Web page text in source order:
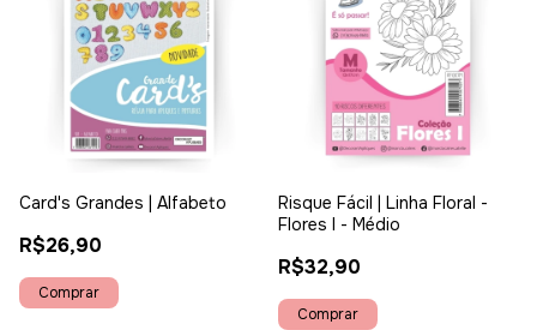
Card's Grandes | Alfabeto
R$26,90
Risque Fácil | Linha Floral -
Flores I - Médio
R$32,90